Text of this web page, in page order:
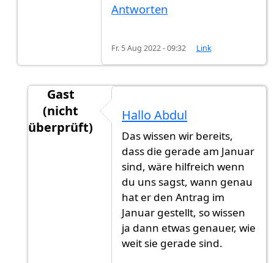
Antworten
Fr. 5 Aug 2022 - 09:32 Link
Gast
(nicht
überprüft)
Eine Freund von mir hat Jan…
Hallo Abdul
Das wissen wir bereits,
dass die gerade am Januar
sind, wäre hilfreich wenn
du uns sagst, wann genau
hat er den Antrag im
Januar gestellt, so wissen
ja dann etwas genauer, wie
weit sie gerade sind.